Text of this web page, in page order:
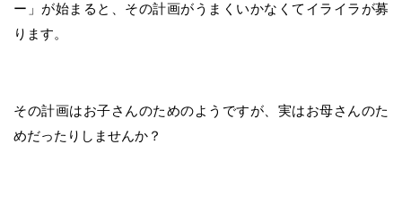
ー」が始まると、その計画がうまくいかなくてイライラが募
ります。
その計画はお子さんのためのようですが、実はお母さんのた
めだったりしませんか？